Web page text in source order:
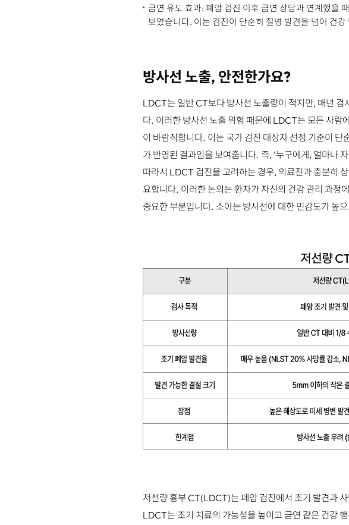
금연 유도 효과: 폐암 검진 이후 금연 상담과 연계했을
보였습니다. 이는 검진이 단순히 질병 발견을 넘어 건
방사선 노출, 안전한가요?
LDCT는 일반 CT보다 방사선 노출량이 적지만, 매년 검
다. 이러한 방사선 노출 위험 때문에 LDCT는 모든 사람
이 바람직합니다. 이는 국가 검진 대상자 선정 기준이
가 반영된 결과임을 보여줍니다. 즉, '누구에게, 얼마나
따라서 LDCT 검진을 고려하는 경우, 의료진과 충분히
요합니다. 이러한 논의는 환자가 자신의 건강 관리 과정
중요한 부분입니다. 소아는 방사선에 대한 민감도가 높
저선량
저선량 흉부 CT(LDCT)는 폐암 검진에서 조기 발견과
LDCT는 조기 치료의 가능성을 높이고 금연 같은 건강